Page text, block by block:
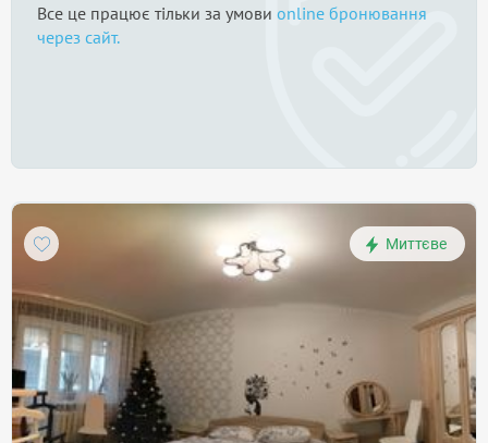
Все це працює тільки за умови online бронювання
через сайт.
Миттєве